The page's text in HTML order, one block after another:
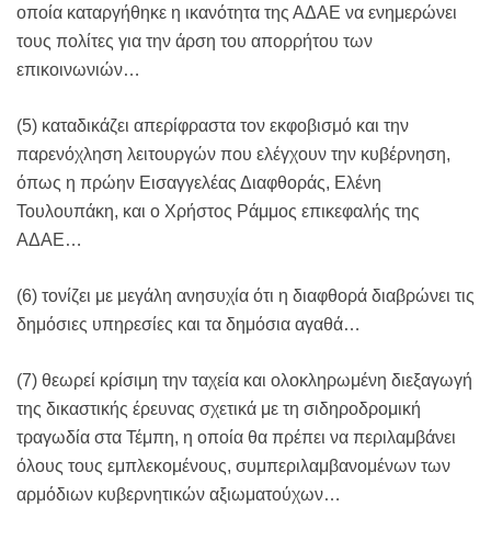
οποία καταργήθηκε η ικανότητα της ΑΔΑΕ να ενημερώνει
τους πολίτες για την άρση του απορρήτου των
επικοινωνιών…
(5) καταδικάζει απερίφραστα τον εκφοβισμό και την
παρενόχληση λειτουργών που ελέγχουν την κυβέρνηση,
όπως η πρώην Εισαγγελέας Διαφθοράς, Ελένη
Τουλουπάκη, και ο Χρήστος Ράμμος επικεφαλής της
ΑΔΑΕ…
(6) τονίζει με μεγάλη ανησυχία ότι η διαφθορά διαβρώνει τις
δημόσιες υπηρεσίες και τα δημόσια αγαθά…
(7) θεωρεί κρίσιμη την ταχεία και ολοκληρωμένη διεξαγωγή
της δικαστικής έρευνας σχετικά με τη σιδηροδρομική
τραγωδία στα Τέμπη, η οποία θα πρέπει να περιλαμβάνει
όλους τους εμπλεκομένους, συμπεριλαμβανομένων των
αρμόδιων κυβερνητικών αξιωματούχων…